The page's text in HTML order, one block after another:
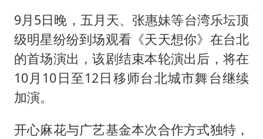
9月5日晚，五月天、张惠妹等台湾乐坛顶
级明星纷纷到场观看《天天想你》在台北
的首场演出，该剧结束本轮演出后，将在
10月10日至12日移师台北城市舞台继续
加演。
开心麻花与广艺基金本次合作方式独特，